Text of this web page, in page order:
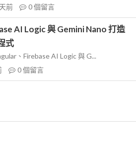
前 0個留言
AI Logic 與 Gemini Nano 打造
式
、Firebase AI Logic 與 G...
0個留言